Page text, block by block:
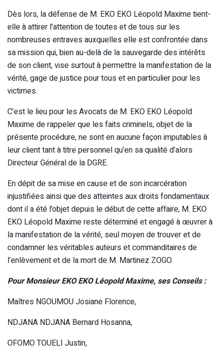
Dès lors, la défense de M. EKO EKO Léopold Maxime tient-
elle à attirer l’attention de toutes et de tous sur les
nombreuses entraves auxquelles elle est confrontée dans
sa mission qui, bien au-delà de la sauvegarde des intérêts
de son client, vise surtout à permettre la manifestation de la
vérité, gage de justice pour tous et en particulier pour les
victimes.
C’est le lieu pour les Avocats de M. EKO EKO Léopold
Maxime de rappeler que les faits criminels, objet de la
présente procédure, ne sont en aucune façon imputables à
leur client tant à titre personnel qu’en sa qualité d’alors
Directeur Général de la DGRE.
En dépit de sa mise en cause et de son incarcération
injustifiées ainsi que des atteintes aux droits fondamentaux
dont il a été l’objet depuis le début de cette affaire, M. EKO
EKO Léopold Maxime reste déterminé et engagé à œuvrer à
la manifestation de la vérité, seul moyen de trouver et de
condamner les véritables auteurs et commanditaires de
l’enlèvement et de la mort de M. Martinez ZOGO.
Pour Monsieur EKO EKO Léopold Maxime, ses Conseils :
Maîtres NGOUMOU Josiane Florence,
NDJANA NDJANA Bernard Hosanna,
OFOMO TOUELI Justin,